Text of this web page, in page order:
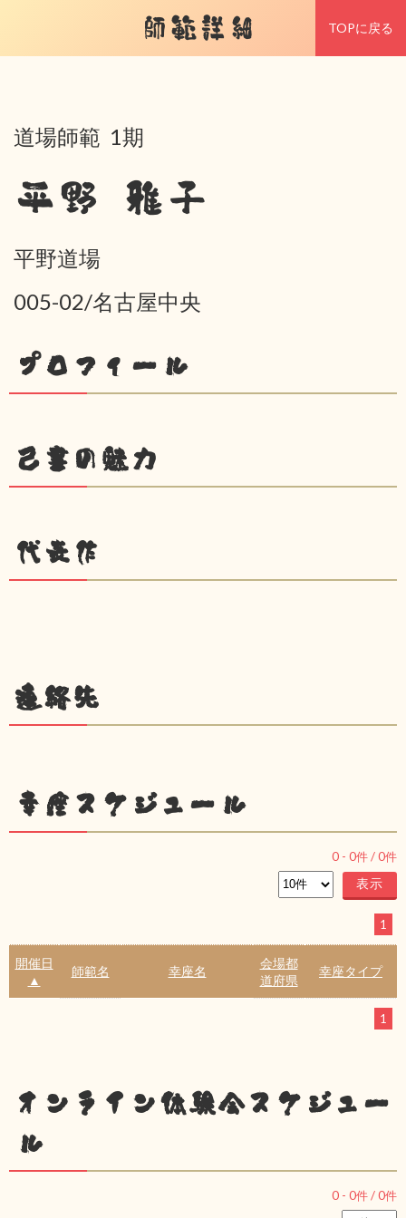
師範詳細 TOPに戻る
道場師範 1期
平野 雅子
平野道場
005-02/名古屋中央
プロフィール
己書の魅力
代表作
連絡先
幸座スケジュール
0 - 0件 /0件
1
開催日
▲
師範名 幸座名
会場都
道府県
幸座タイプ
1
オンライン体験会スケジュー
ル
0 - 0件 /0件